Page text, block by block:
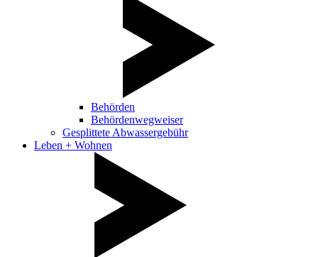
Behörden
Behördenwegweiser
Gesplittete Abwassergebühr
Leben + Wohnen